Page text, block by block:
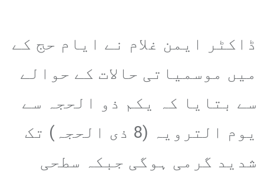
ڈاکٹر ایمن غلام نے ایام حج کے
میں موسمیاتی حالات کے حوالے
سے بتایا کہ یکم ذو الحجہ سے
یوم الترویہ (8 ذی الحجہ) تک
شدید گرمی ہوگی جبکہ سطحی